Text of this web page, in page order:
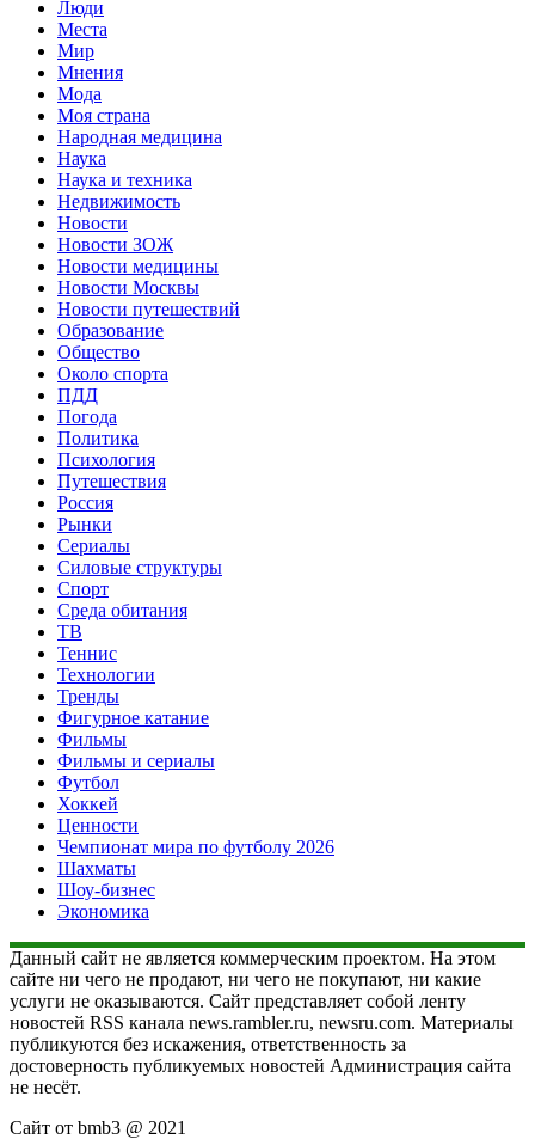
Люди
Места
Мир
Мнения
Мода
Моя страна
Народная медицина
Наука
Наука и техника
Недвижимость
Новости
Новости ЗОЖ
Новости медицины
Новости Москвы
Новости путешествий
Образование
Общество
Около спорта
ПДД
Погода
Политика
Психология
Путешествия
Россия
Рынки
Сериалы
Силовые структуры
Спорт
Среда обитания
ТВ
Теннис
Технологии
Тренды
Фигурное катание
Фильмы
Фильмы и сериалы
Футбол
Хоккей
Ценности
Чемпионат мира по футболу 2026
Шахматы
Шоу-бизнес
Экономика
Данный сайт не является коммерческим проектом. На этом
сайте ни чего не продают, ни чего не покупают, ни какие
услуги не оказываются. Сайт представляет собой ленту
новостей RSS канала news.rambler.ru, newsru.com. Материалы
публикуются без искажения, ответственность за
достоверность публикуемых новостей Администрация сайта
не несёт.
Сайт от bmb3 @ 2021